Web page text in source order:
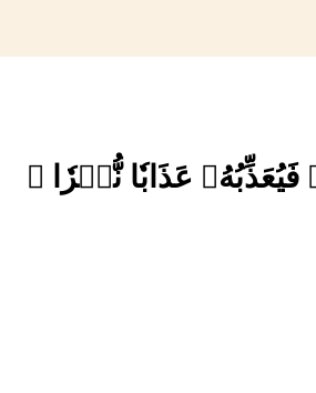
عَذَابٗا نُّكۡرٗا ﴾